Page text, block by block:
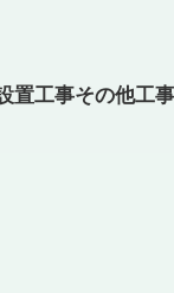
置工事その他工事